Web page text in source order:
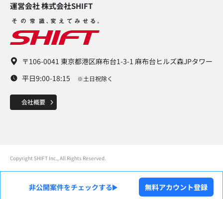
運営会社 株式会社SHIFT​
〒106-0041 東京都港区麻布台1-3-1 麻布台ヒルズ森JPタワー
平日9:00-18:15
※土日祝除く
Copyright SHIFT Inc., All Rights Reserved.
非公開案件をチェックする 無料アカウント登録